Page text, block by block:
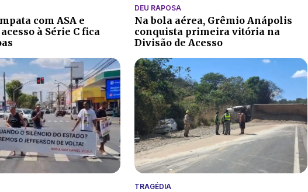
com ASA e
à Série C fica
DEU RAPOSA
Na bola aérea, Grêmio Anápolis
conquista primeira vitória na
Divisão de Acesso
TRAGÉDIA